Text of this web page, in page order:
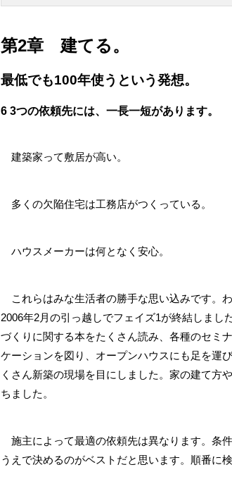
第2章 建てる。
最低でも100年使うという発想。
6 3つの依頼先には、一長一短があります。
建築家って敷居が高い。
多くの欠陥住宅は工務店がつくっている。
ハウスメーカーは何となく安心。
これらはみな生活者の勝手な思い込みです。
2006年2月の引っ越しでフェイズ1が終結しま
づくりに関する本をたくさん読み、各種のセミ
ケーションを図り、オープンハウスにも足を運
くさん新築の現場を目にしました。家の建て方
ちました。
施主によって最適の依頼先は異なります。条
うえで決めるのがベストだと思います。順番に検